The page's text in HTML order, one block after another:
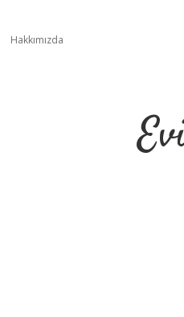
Hakkımızda